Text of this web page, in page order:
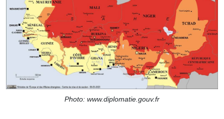
Photo: www.diplomatie.gouv.fr